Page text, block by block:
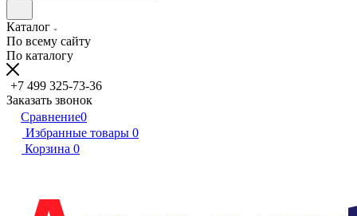
Каталог
По всему сайту
По каталогу
+7 499 325-73-36
Заказать звонок
Сравнение0
Избранные товары 0
Корзина 0